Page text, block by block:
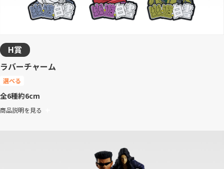
H賞
ラバーチャーム
選べる
全6種約6cm
商品説明を見る